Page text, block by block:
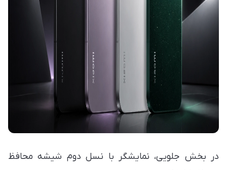
در بخش جلویی، نمایشگر با نسل دوم شیشه محافظ